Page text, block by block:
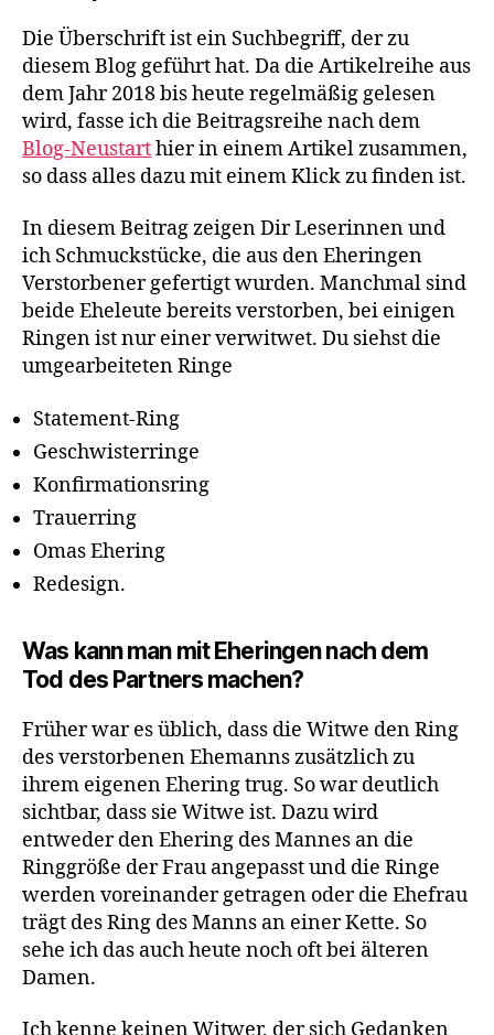
Die Überschrift ist ein Suchbegriff, der zu
diesem Blog geführt hat. Da die Artikelreihe aus
dem Jahr 2018 bis heute regelmäßig gelesen
wird, fasse ich die Beitragsreihe nach dem
Blog-Neustarthier in einem Artikel zusammen,
so dass alles dazu mit einem Klick zu finden ist.
In diesem Beitrag zeigen Dir Leserinnen und
ich Schmuckstücke, die aus den Eheringen
Verstorbener gefertigt wurden. Manchmal sind
beide Eheleute bereits verstorben, bei einigen
Ringen ist nur einer verwitwet. Du siehst die
umgearbeiteten Ringe
Statement-Ring
Geschwisterringe
Konfirmationsring
Trauerring
Omas Ehering
Redesign.
Was kann man mit Eheringen nach dem
Tod des Partners machen?
Früher war es üblich, dass die Witwe den Ring
des verstorbenen Ehemanns zusätzlich zu
ihrem eigenen Ehering trug. So war deutlich
sichtbar, dass sie Witwe ist. Dazu wird
entweder den Ehering des Mannes an die
Ringgröße der Frau angepasst und die Ringe
werden voreinander getragen oder die Ehefrau
trägt des Ring des Manns an einer Kette. So
sehe ich das auch heute noch oft bei älteren
Damen.